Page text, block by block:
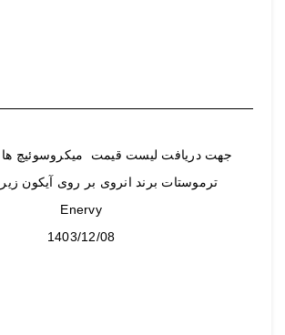
ترموستات برند انروی بر روی آیکون زیر
Enervy
1403/12/08